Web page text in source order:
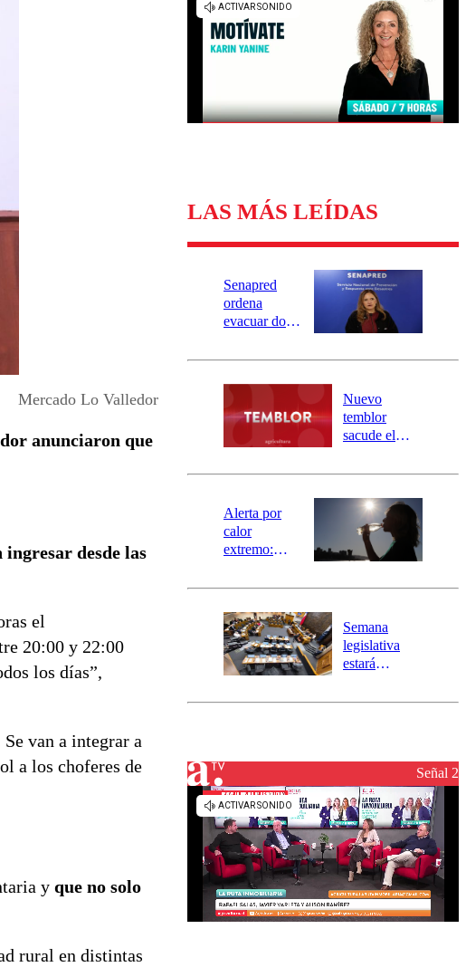
Universidad de Chile
Sustentabilidad
Mercado Lo Valledor
anunciaron que
desde las
el
20:00 y 22:00
los días”,
van a integrar a
a los choferes de
y que no solo
rural en distintas
LAS MÁS LEÍDAS
Senapred
ordena
evacuar dos
Carahue por
río Damas:
activa
mensajería
SAE
Nuevo
temblor
sacude el
revisa la
epicentro
Alerta por
calor
extremo:
activa Alerta
Preventiva en
tres comunas
Semana
legislativa
estará
el fin de la
reconstrucciónSeñal 2